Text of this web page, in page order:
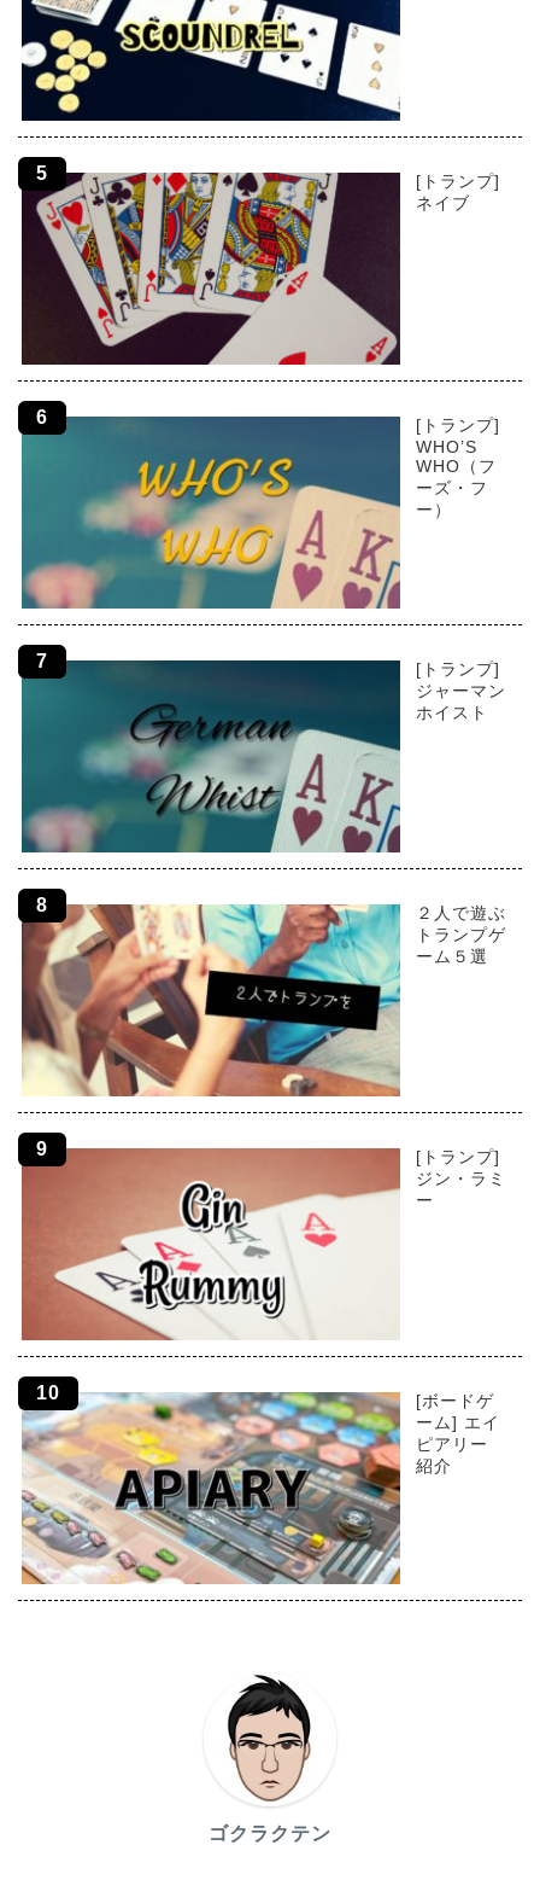
[トランプ]
ネイブ
[トランプ]
WHO’S
WHO（フ
ーズ・フ
ー）
[トランプ]
ジャーマン
ホイスト
２人で遊ぶ
トランプゲ
ーム５選
[トランプ]
ジン・ラミ
ー
[ボードゲ
ーム] エイ
ピアリー
紹介
ゴクラクテン